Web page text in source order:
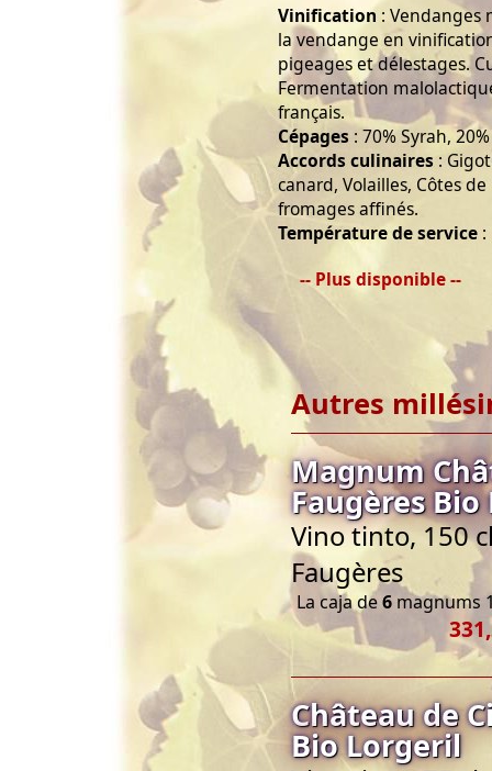
Vinification : Vendanges
la vendange en
pigeages et délestages.
Fermentation
français.
Cépages : 70% Syrah,
Accords culinaires :
canard, Volailles, Côtes
fromages affinés.
Température de service :
-- Plus disponible --
Autres
Magnum
Faugères
Vino tinto, 150
Faugères
La caja de6 magnums
Château de
Bio Lorgeril